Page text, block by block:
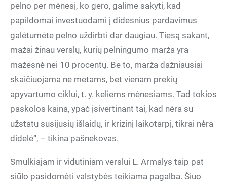
pelno per mėnesį, ko gero, galime sakyti, kad
papildomai investuodami į didesnius pardavimus
galėtumėte pelno uždirbti dar daugiau. Tiesą sakant,
mažai žinau verslų, kurių pelningumo marža yra
mažesnė nei 10 procentų. Be to, marža dažniausiai
skaičiuojama ne metams, bet vienam prekių
apyvartumo ciklui, t. y. keliems mėnesiams. Tad tokios
paskolos kaina, ypač įsivertinant tai, kad nėra su
užstatu susijusių išlaidų, ir krizinį laikotarpį, tikrai nėra
didelė“, – tikina pašnekovas.
Smulkiajam ir vidutiniam verslui L. Armalys taip pat
siūlo pasidomėti valstybės teikiama pagalba. Šiuo